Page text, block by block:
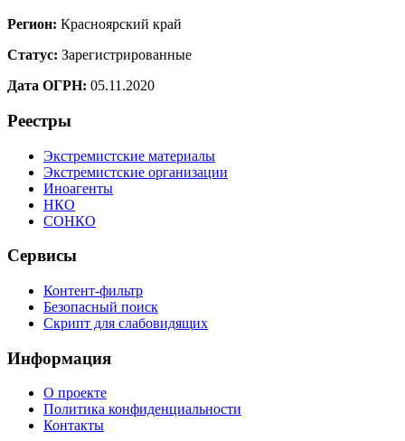
Регион: Красноярский край
Статус: Зарегистрированные
Дата ОГРН: 05.11.2020
Реестры
Экстремистские материалы
Экстремистские организации
Иноагенты
НКО
СОНКО
Сервисы
Контент-фильтр
Безопасный поиск
Скрипт для слабовидящих
Информация
О проекте
Политика конфиденциальности
Контакты